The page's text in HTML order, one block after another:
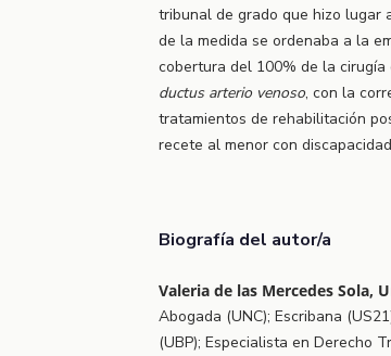
tribunal de grado que hizo lugar
de la medida se ordenaba a la
cobertura del 100% de la
ductus arterio venoso, con la
tratamientos de rehabilitación
recete al menor con
Biografía del autor/a
Valeria de las Mercedes Sola,
Abogada (UNC); Escribana
(UBP); Especialista en Derecho